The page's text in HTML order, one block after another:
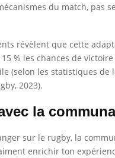
du match, pas
révèlent que cette
% les chances de
(selon les statistiques de
2023).
la
sur le rugby, la
enrichir ton